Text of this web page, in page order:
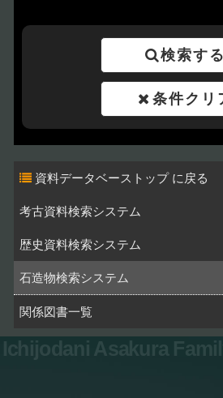
検索する
条件クリ
資料データベーストップ
考古資料検索システム
歴史資料検索システム
石造物検索システム
関係図書一覧
Ichijodani Asakura